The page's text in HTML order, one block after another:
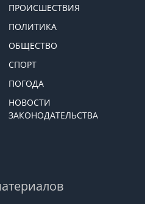
ПРОИСШЕСТВИЯ
ПОЛИТИКА
ОБЩЕСТВО
СПОРТ
ПОГОДА
НОВОСТИ
ЗАКОНОДАТЕЛЬСТВА